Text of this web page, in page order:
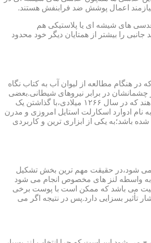
اعمال پوشش ضد فرابنفش هستند.
های شیشه ای یا پلاستیکی هم
را بیشتر از همتایان دیگر خود محدود
هنگام مطالعه از لیوان آب به کتاب نگاه
چشمانشان در برابر نیروهای شیطانی.بعضی
دیگر عقیده دارند اولین عینک توسط سالوینو دارماتی اهل ایتالیا در سال ۱۲۸۴ میلادی ساخته شده،برخی دیگر اختراع عینک را به مردی به نام روچربیکنبا نسبت میدهند که در سال ۱۲۶۶ میلادی،با گذاشتن یک
است این است که در سال ۱۷۲۷ میلادی یک عینک ساز انگلیسی ؛به نام ادوارد اسکارلت استایل امروزی و مدرن
باشد؛به یکی از ابزاری ترین و کاربردی
شود،در حقیقت مهم ترین بخش تشکیل
به واسطه لنز های مخصوص انجام می شود
می باشد که ممکن است با پوست برخی
تأثیر بسزایی دارد.پس در نتیجه اگر می